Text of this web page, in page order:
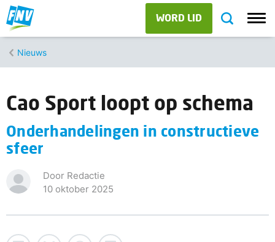
WORD LID
Nieuws
Cao Sport loopt op schema
Onderhandelingen in constructieve
sfeer
Door Redactie
10 oktober 2025